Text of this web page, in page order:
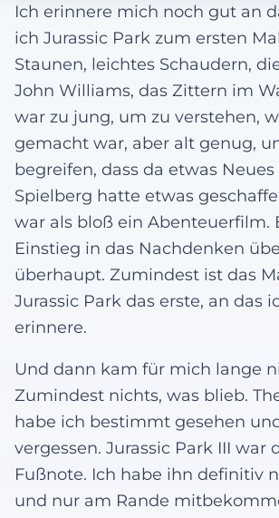
Ich erinnere mich noch gut an
ich Jurassic Park zum ersten
Staunen, leichtes Schaudern,
John Williams, das Zittern im
war zu jung, um zu verstehen,
gemacht war, aber alt genug,
begreifen, dass da etwas Neues
Spielberg hatte etwas
war als bloß ein Abenteuerfilm.
Einstieg in das Nachdenken
überhaupt. Zumindest ist das
Jurassic Park das erste, an das
erinnere.
Und dann kam für mich lange
Zumindest nichts, was blieb.
habe ich bestimmt gesehen
vergessen. Jurassic Park III war
Fußnote. Ich habe ihn definitiv
und nur am Rande